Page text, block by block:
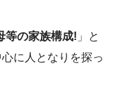
等の家族構成! 」と
に人となりを探っ